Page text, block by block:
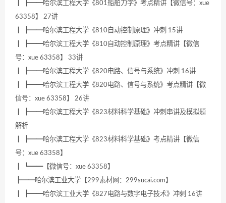
┃ ┣━━哈尔滨工程大学《801船舶力学》考点精讲【微信号：xue
63358】 27讲
┃ ┣━━哈尔滨工程大学《810自动控制原理》冲刺 15讲
┃ ┣━━哈尔滨工程大学《810自动控制原理》考点精讲【微信
号：xue 63358】 33讲
┃ ┣━━哈尔滨工程大学《820电路、信号与系统》冲刺 16讲
┃ ┣━━哈尔滨工程大学《820电路、信号与系统》考点精讲【微
信号：xue 63358】 26讲
┃ ┣━━哈尔滨工程大学《823材料科学基础》冲刺串讲及模拟题
解析
┃ ┣━━哈尔滨工程大学《823材料科学基础》考点精讲【微信
号：xue 63358】
┃ ┗━━【微信号：xue 63358】
┣━━哈尔滨工业大学【299素材网：299sucai.com】
┃ ┣━━哈尔滨工业大学《827电路与数字电子技术》冲刺 16讲